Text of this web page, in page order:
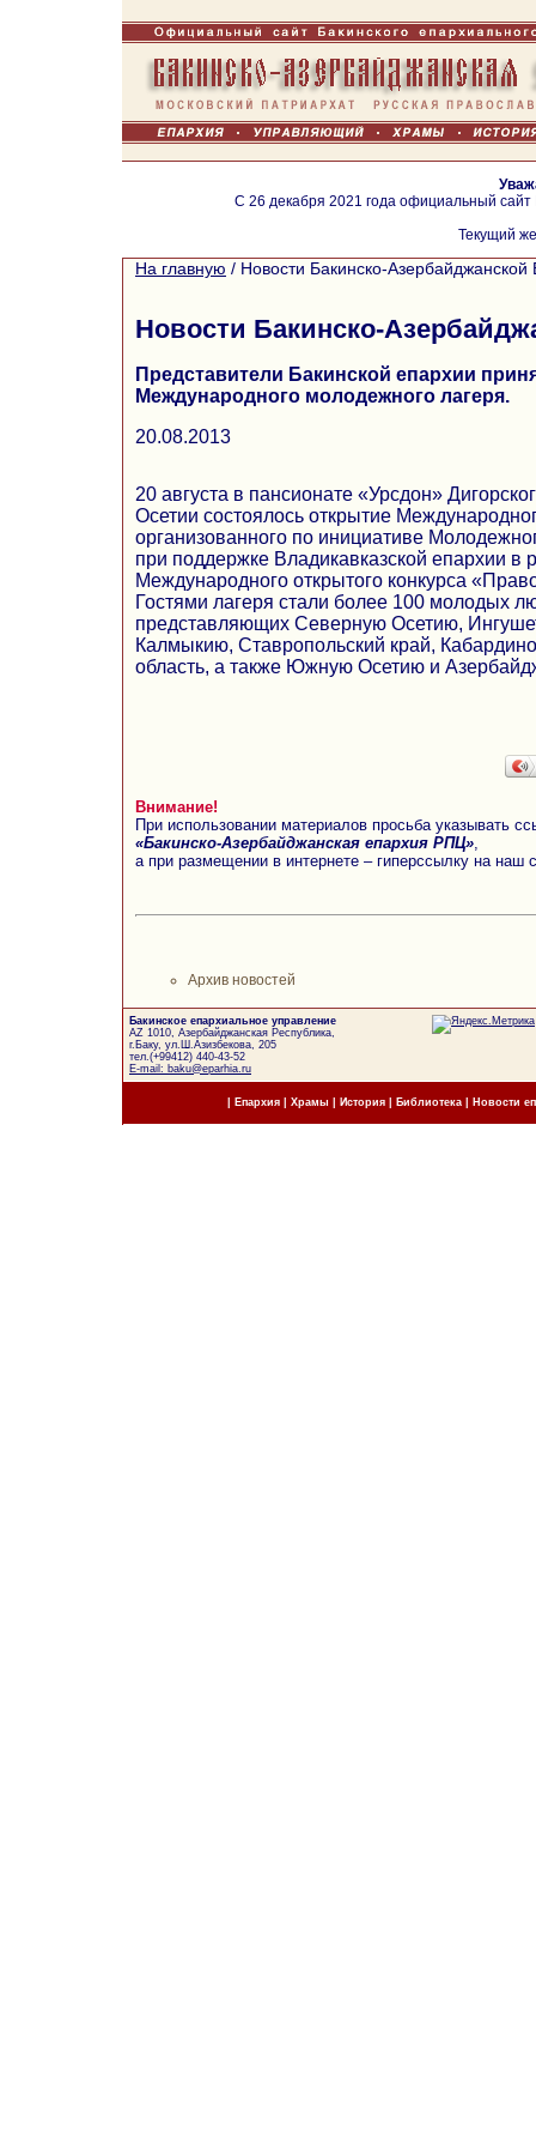
С 26 декабря 2021 года официальный
Текущий
На главную / Новости Бакинско-Азербайджанской
Новости Бакинско-
Представители Бакинской епархии
Международного молодежного лагеря.
20.08.2013
20 августа в пансионате «Урсдон»
Осетии состоялось открытие
организованного по инициативе
при поддержке Владикавказской епархии в
Международного открытого конкурса
Гостями лагеря стали более 100 молодых
представляющих Северную Осетию,
Калмыкию, Ставропольский край,
область, а также Южную Осетию и
Внимание!
При использовании материалов просьба указывать
«Бакинско-Азербайджанская епархия РПЦ»
а при размещении в интернете – гиперссылку на наш
Архив новостей
Бакинское епархиальное управление
AZ 1010, Азербайджанская Республика,
г.Баку, ул.Ш.Азизбекова, 205
тел.(+99412) 440-43-52
E-mail: baku@eparhia.ru
Епархия| Храмы История| Библиотека Новости